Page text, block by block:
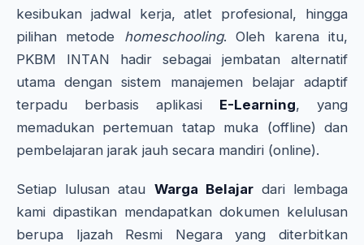
kesibukan jadwal kerja, atlet profesional, hingga
pilihan metode homeschooling. Oleh karena itu,
PKBM INTAN hadir sebagai jembatan alternatif
utama dengan sistem manajemen belajar adaptif
terpadu berbasis aplikasi E-Learning, yang
memadukan pertemuan tatap muka (offline) dan
pembelajaran jarak jauh secara mandiri (online).
Setiap lulusan atau Warga Belajardari lembaga
kami dipastikan mendapatkan dokumen kelulusan
berupa Ijazah Resmi Negara yang diterbitkan